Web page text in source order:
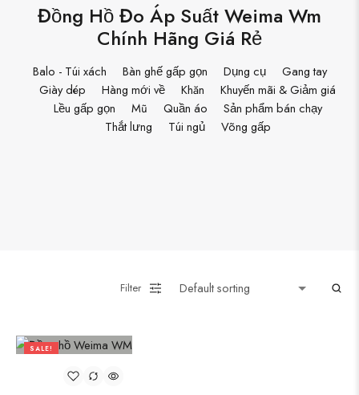
Đồng Hồ Đo Áp Suất Weima Wm
Chính Hãng Giá Rẻ
Balo - Túi xách Bàn ghế gấp gọn Dụng cụ
Gang tay
Giày dép
Hàng mới về Khăn
Khuyến mãi & Giảm giá
Lều gấp gọn
Mũ Quần áo
Sản phẩm bán chạy
Thắt lưng
Túi ngủ Võng gấp
Filter
SALE!